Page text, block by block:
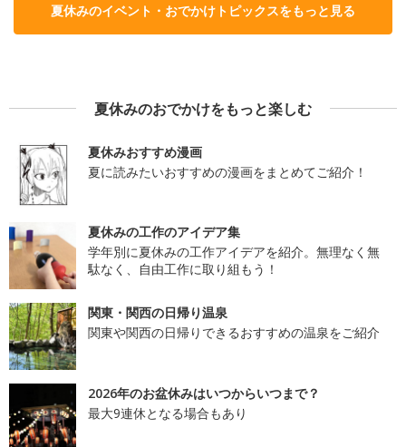
夏休みのイベント・おでかけトピックスをもっと見る
夏休みのおでかけをもっと楽しむ
夏休みおすすめ漫画
夏に読みたいおすすめの漫画をまとめてご紹介！
夏休みの工作のアイデア集
学年別に夏休みの工作アイデアを紹介。無理なく無
駄なく、自由工作に取り組もう！
関東・関西の日帰り温泉
関東や関西の日帰りできるおすすめの温泉をご紹介
2026年のお盆休みはいつからいつまで？
最大9連休となる場合もあり